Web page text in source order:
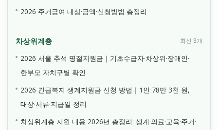
2026 주거급여 대상·금액·신청방법 총정리
차상위계층 최신 3개
2026 서울 추석 명절지원금｜기초수급자·차상위·장애인·
한부모 자치구별 확인
2026 긴급복지 생계지원금 신청 방법｜1인 78만 3천 원,
대상·서류·지급일 정리
차상위계층 지원 내용 2026년 총정리: 생계·의료·교육·주거·